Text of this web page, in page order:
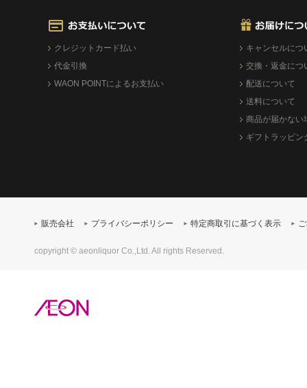
クレジットカード払い
代金引換
WAON POINTによるお支払い
キャンセルにつ
交換・返金につ
配送について
送料について
商品が届かない
ギフトラッピン
販売会社 プライバシーポリシー 特定商取引に基づく表示
copyright © aeonliquor Co.,Ltd. All rights Reserved.